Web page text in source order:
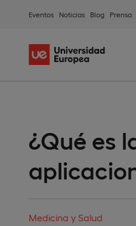
Eventos Noticias Blog Prensa
¿Qué es
Medicina y Salud